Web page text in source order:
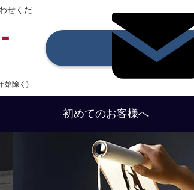
せくだ
始除く)
初めてのお客様へ